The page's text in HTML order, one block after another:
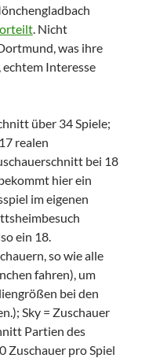
. Nicht
was ihre
Interesse
über 34 Spiele;
realen
bei 18
hier ein
im eigenen
ein 18.
so wie alle
fahren), um
bei den
Sky = Zuschauer
Partien des
Zuschauer pro Spiel